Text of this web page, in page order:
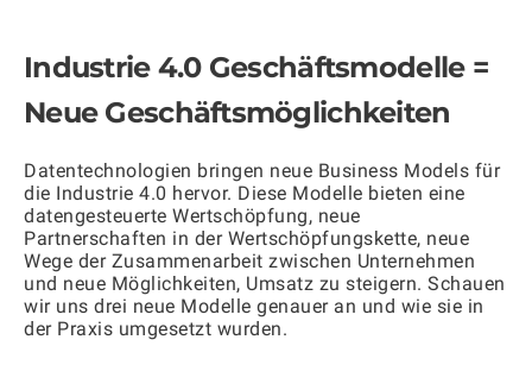
Industrie 4.0 Geschäftsmodelle =
Neue Geschäftsmöglichkeiten
Datentechnologien bringen neue Business Models für
die Industrie 4.0 hervor. Diese Modelle bieten eine
datengesteuerte Wertschöpfung, neue
Partnerschaften in der Wertschöpfungskette, neue
Wege der Zusammenarbeit zwischen Unternehmen
und neue Möglichkeiten, Umsatz zu steigern. Schauen
wir uns drei neue Modelle genauer an und wie sie in
der Praxis umgesetzt wurden.